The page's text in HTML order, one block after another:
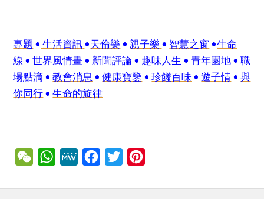
專題 • 生活資訊•天倫樂 •親子樂 • 智慧之窗 •生命
線 • 世界風情畫• 新聞評論 • 趣味人生 •青年園地• 職
場點滴 •教會消息 •健康寶鑒 •珍饈百味•遊子情•與
你同行•生命的旋律
WeChatWhatsApp
MeWe Facebook
Twitter